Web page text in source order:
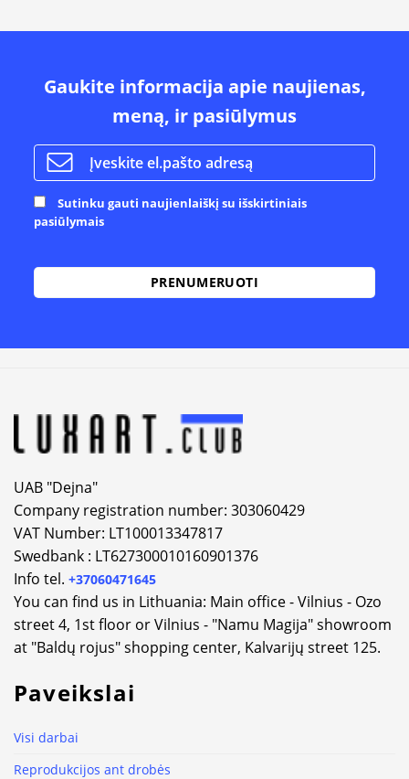
Gaukite informacija apie naujienas,
meną, ir pasiūlymus
Sutinku gauti naujienlaiškį su išskirtiniais
pasiūlymais
UAB "Dejna"
Company registration number: 303060429
VAT Number: LT100013347817
Swedbank : LT627300010160901376
Info tel. +37060471645
You can find us in Lithuania: Main office - Vilnius - Ozo
street 4, 1st floor or Vilnius - "Namu Magija" showroom
at "Baldų rojus" shopping center, Kalvarijų street 125.
Paveikslai
Visi darbai
Reprodukcijos ant drobės